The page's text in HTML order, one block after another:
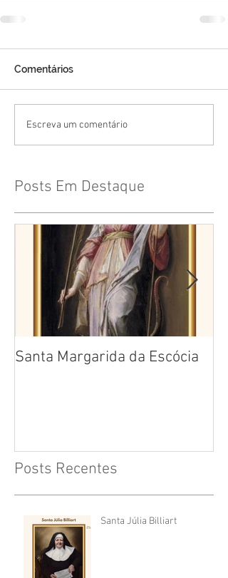
Comentários
Escreva um comentário
Posts Em Destaque
Santa Margarida da Escócia
Posts Recentes
Santa Júlia Billiart